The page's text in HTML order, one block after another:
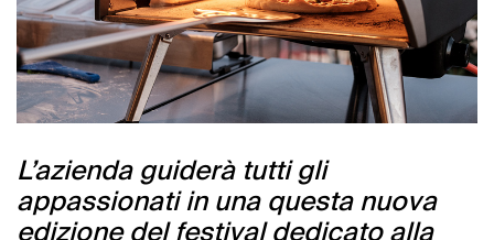
L’azienda guiderà tutti gli
appassionati in una questa nuova